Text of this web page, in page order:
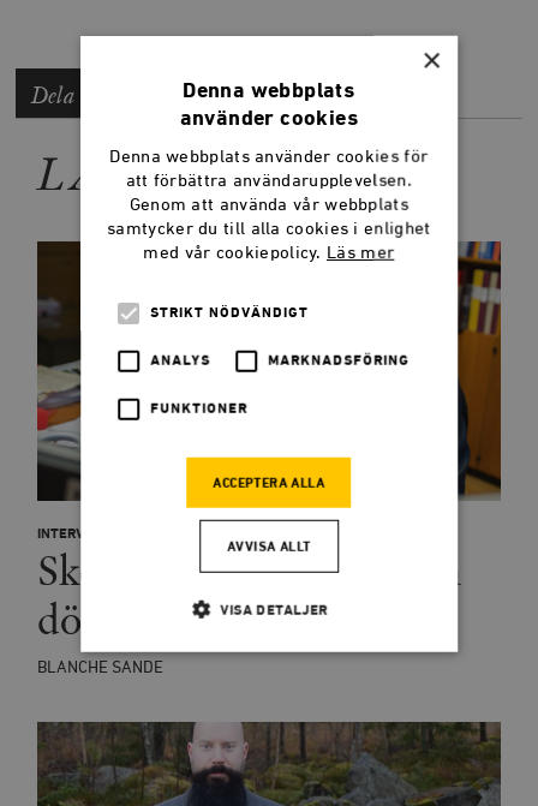
Dela artikeln
LÄS MER
INTERVJU
Skolan och meritokratin
dör tillsammans
BLANCHE SANDE
×
Denna webbplats
använder cookies
Denna webbplats använder cookies för
att förbättra användarupplevelsen.
Genom att använda vår webbplats
samtycker du till alla cookies i enlighet
med vår cookiepolicy. Läs mer
STRIKT NÖDVÄNDIGT
ANALYS MARKNADSFÖRING
FUNKTIONER
ACCEPTERA ALLA
AVVISA ALLT
VISA DETALJER
Marknadsföring Funktioner
Strikt nödvändiga kakor tillåter
kärnwebbplatsfunktioner som användarinloggning